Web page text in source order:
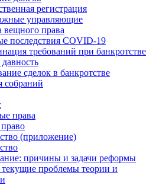
регистрация
управляющие
вещного права
последствия COVID-19
требований при банкротстве
сделок в банкротстве
собраний
права
(приложение)
причины и задачи реформы
проблемы теории и